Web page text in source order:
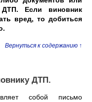
Если виновник
вред, то добиться
Вернуться к содержанию ↑
ДТП.
собой письмо